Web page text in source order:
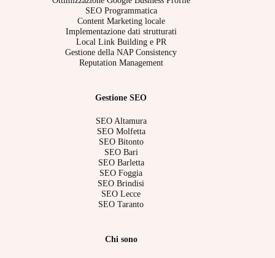
SEO Programmatica
Content Marketing locale
Implementazione dati strutturati
Local Link Building e PR
Gestione della NAP Consistency
Reputation Management
Gestione SEO
SEO Altamura
SEO Molfetta
SEO Bitonto
SEO Bari
SEO Barletta
SEO Foggia
SEO Brindisi
SEO Lecce
SEO Taranto
Chi sono